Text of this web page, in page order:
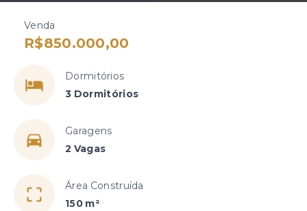
Venda
R$850.000,00
Dormitórios
3 Dormitórios
Garagens
2 Vagas
Área Construída
150 m²